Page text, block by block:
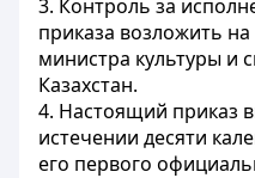
3. Контроль за
приказа возложить
министра культуры и
Казахстан.
4. Настоящий приказ
истечении десяти
его первого